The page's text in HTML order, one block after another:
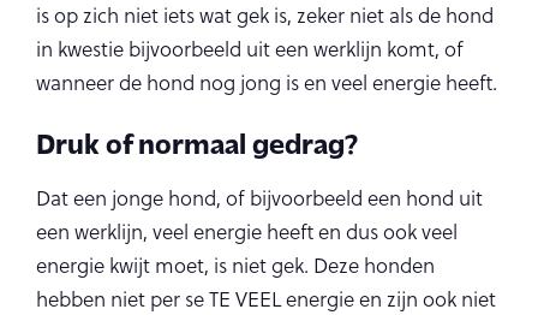
is op zich niet iets wat gek is, zeker niet als de hond
in kwestie bijvoorbeeld uit een werklijn komt, of
wanneer de hond nog jong is en veel energie heeft.
Druk of normaal gedrag?
Dat een jonge hond, of bijvoorbeeld een hond uit
een werklijn, veel energie heeft en dus ook veel
energie kwijt moet, is niet gek. Deze honden
hebben niet per se TE VEEL energie en zijn ook niet